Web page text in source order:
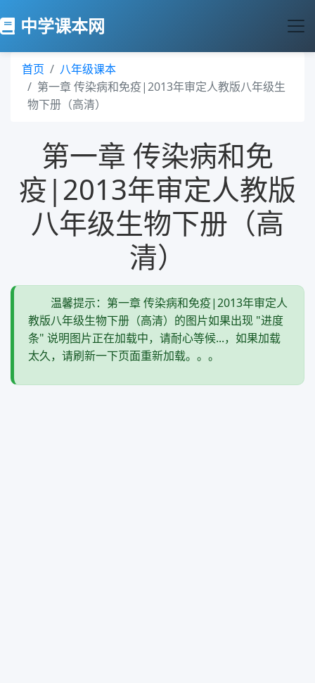
中学课本网
首页
八年级课本
第一章 传染病和免疫|2013年审定人教版八年级生
物下册（高清）
第一章 传染病和免
疫|2013年审定人教版
八年级生物下册（高
清）
温馨提示：第一章 传染病和免疫|2013年审定人
教版八年级生物下册（高清）的图片如果出现 "进度
条" 说明图片正在加载中，请耐心等候...，如果加载
太久，请刷新一下页面重新加载。。。